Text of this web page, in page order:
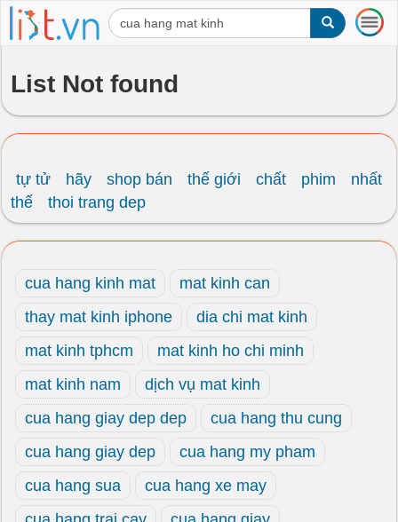
T
o
i
t
List Not found
tự tử hãy shop bán thế giới chất phim
nhất
thế
thoi trang dep
cua hang kinh mat
mat kinh can
thay mat kinh iphone
dia chi mat kinh
mat kinh tphcm
mat kinh ho chi minh
mat kinh nam
dịch vụ mat kinh
cua hang giay dep dep
cua hang thu cung
cua hang giay dep
cua hang my pham
cua hang sua
cua hang xe may